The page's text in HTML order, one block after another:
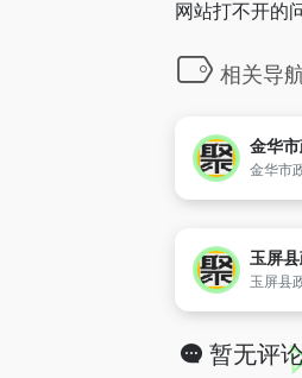
网站打不开的
相关导
金华
金华市
玉屏
暂无评